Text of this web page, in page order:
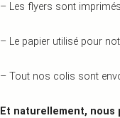
– Les flyers sont
– Le papier utilisé pour
– Tout nos colis sont
Et naturellement,